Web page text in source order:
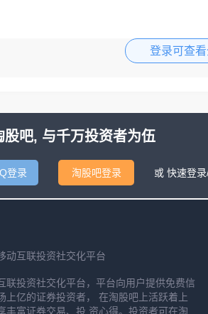
笔，量化压力下压至4112.96
登录可查
股吧, 与千万投资者为伍
登录 淘股吧登录 或 快速登
动互联投资社交化平台
联投资社交化平台，平台向用户提供免费信
上亿的证券投资者， 在淘股吧上活跃着上
丰富证券交易、投 资心得。投资者可在淘